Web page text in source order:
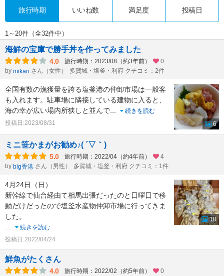
旅行時期 いいね数 満足度 投稿日
1～20件（全32件中）
海鮮の宝庫で勝手丼を作ってみました
4.0 旅行時期：2023/08（約3年前）
0
by mikan さん（女性） 多賀城・塩釜・利府 クチコミ：2件
全国有数の漁獲量を誇る塩釜港の仲卸市場は一般客
も入れます。駐車場に隣接している建物に入ると、
海の幸が広い場内所狭しと並んで...
続きを読む
投稿日:2023/08/31
6
ミニ笹かまがお勧め♪( ´▽｀)
5.0 旅行時期：2022/04（約4年前）
4
by big香港 さん（男性） 多賀城・塩釜・利府 クチコミ：1件
4月24日（日）
新幹線で仙台経由て相馬出張だったのと日曜日で移
動だけだったので塩釜水産物仲卸市場に行ってきま
した。
...
続きを読む
投稿日:2022/04/24
10
鮮魚がたくさん
4.0 旅行時期：2022/02（約5年前）
0